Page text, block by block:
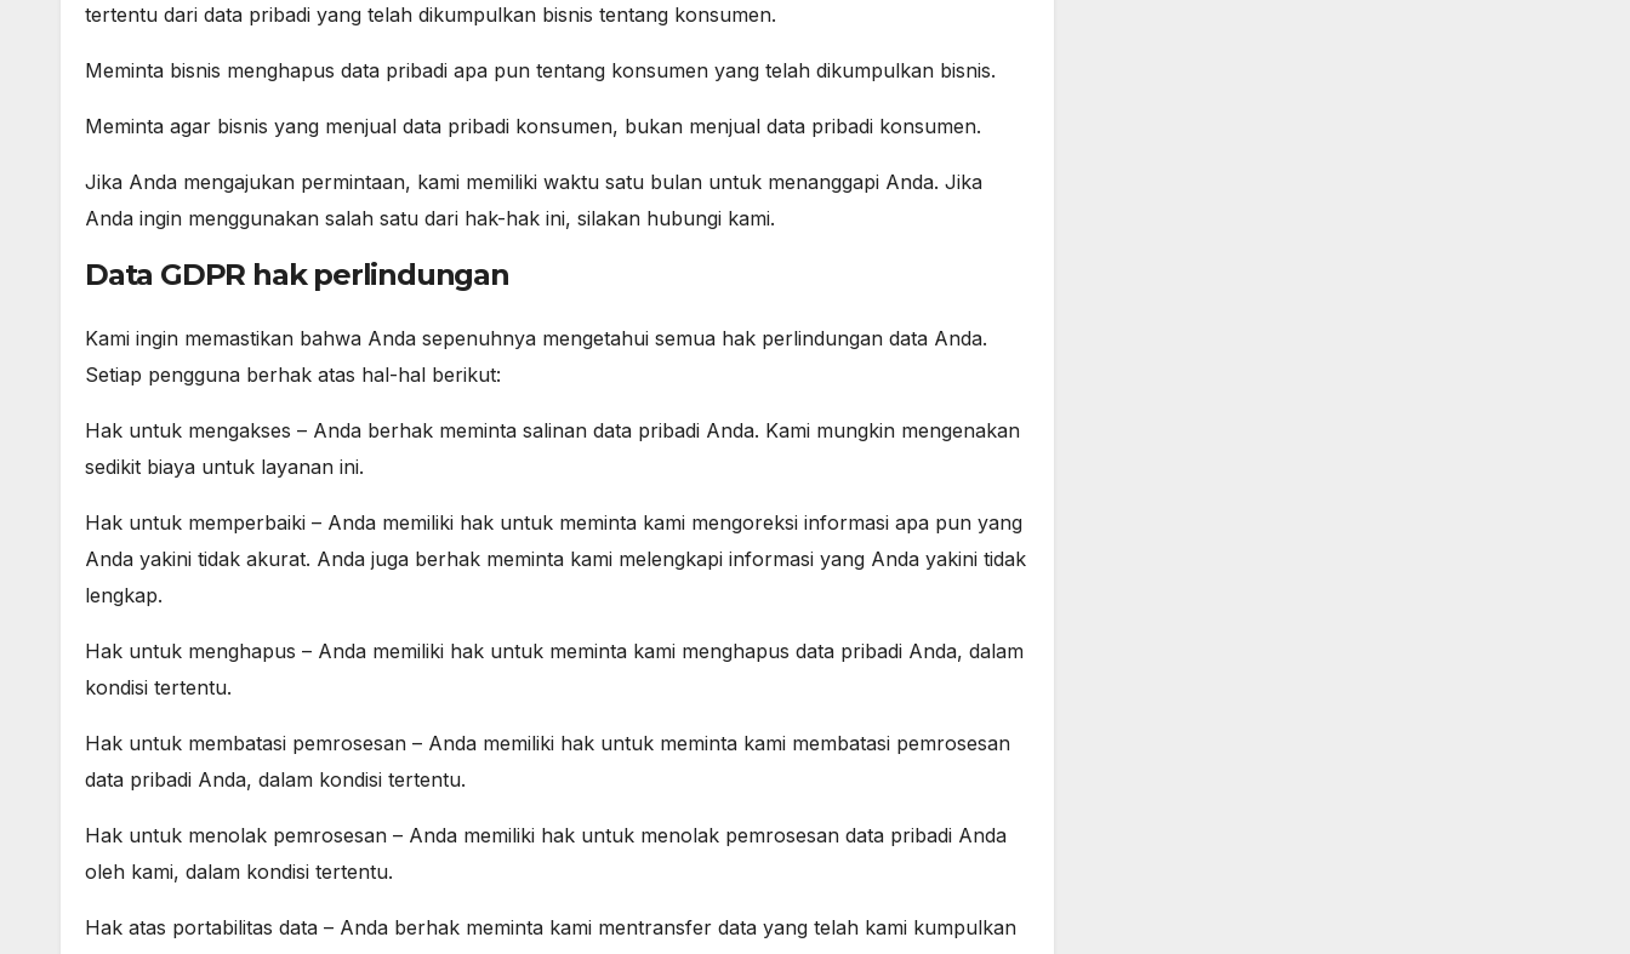
tertentu dari data pribadi yang telah dikumpulkan bisnis tentang konsumen.
Meminta bisnis menghapus data pribadi apa pun tentang konsumen yang telah dikumpulkan bisnis.
Meminta agar bisnis yang menjual data pribadi konsumen, bukan menjual data pribadi konsumen.
Jika Anda mengajukan permintaan, kami memiliki waktu satu bulan untuk menanggapi Anda. Jika
Anda ingin menggunakan salah satu dari hak-hak ini, silakan hubungi kami.
Data GDPR hak perlindungan
Kami ingin memastikan bahwa Anda sepenuhnya mengetahui semua hak perlindungan data Anda.
Setiap pengguna berhak atas hal-hal berikut:
Hak untuk mengakses – Anda berhak meminta salinan data pribadi Anda. Kami mungkin mengenakan
sedikit biaya untuk layanan ini.
Hak untuk memperbaiki – Anda memiliki hak untuk meminta kami mengoreksi informasi apa pun yang
Anda yakini tidak akurat. Anda juga berhak meminta kami melengkapi informasi yang Anda yakini tidak
lengkap.
Hak untuk menghapus – Anda memiliki hak untuk meminta kami menghapus data pribadi Anda, dalam
kondisi tertentu.
Hak untuk membatasi pemrosesan – Anda memiliki hak untuk meminta kami membatasi pemrosesan
data pribadi Anda, dalam kondisi tertentu.
Hak untuk menolak pemrosesan – Anda memiliki hak untuk menolak pemrosesan data pribadi Anda
oleh kami, dalam kondisi tertentu.
Hak atas portabilitas data – Anda berhak meminta kami mentransfer data yang telah kami kumpulkan